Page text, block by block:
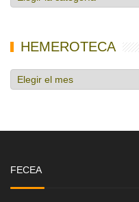
de
HEMEROTECA
Hemeroteca
FECEA